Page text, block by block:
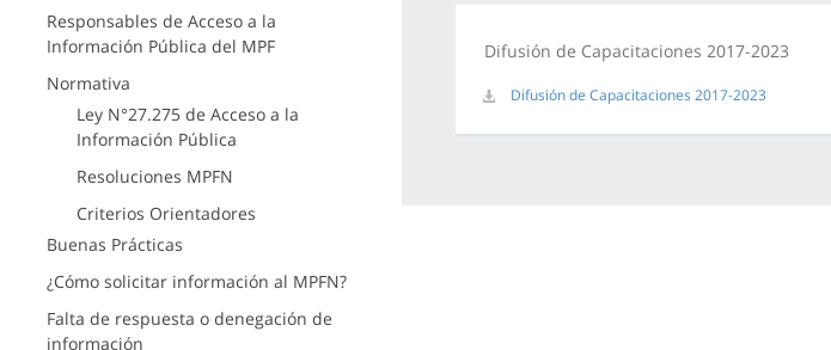
Responsables de Acceso a la
Información Pública del MPF
Normativa
Ley N°27.275 de Acceso a la
Información Pública
Resoluciones MPFN
Criterios Orientadores
Buenas Prácticas
¿Cómo solicitar información al MPFN?
Falta de respuesta o denegación de
información
Difusión de Capacitaciones 2017-2023
Difusión de Capacitaciones 2017-2023